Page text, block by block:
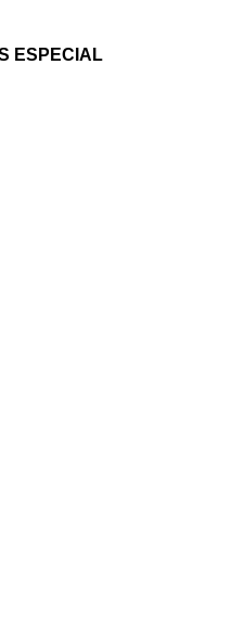
ESPECIAL